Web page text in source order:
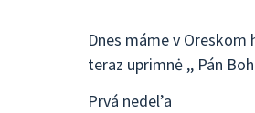
Dnes máme v
teraz uprimnė ,, Pán
Prvá nedel’a